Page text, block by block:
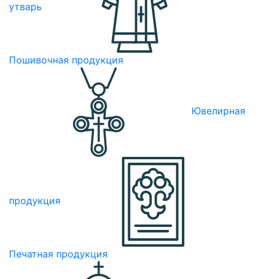
утварь
Пошивочная продукция
Ювелирная
продукция
Печатная продукция